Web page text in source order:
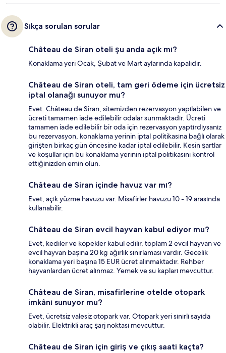
Sıkça sorulan sorular
Château de Siran oteli şu anda açık mı?
Konaklama yeri Ocak, Şubat ve Mart aylarında kapalıdır.
Château de Siran oteli, tam geri ödeme için ücretsiz
iptal olanağı sunuyor mu?
Evet. Château de Siran, sitemizden rezervasyon yapılabilen ve
ücreti tamamen iade edilebilir odalar sunmaktadır. Ücreti
tamamen iade edilebilir bir oda için rezervasyon yaptırdıysanız
bu rezervasyon, konaklama yerinin iptal politikasına bağlı olarak
girişten birkaç gün öncesine kadar iptal edilebilir. Kesin şartlar
ve koşullar için bu konaklama yerinin iptal politikasını kontrol
ettiğinizden emin olun.
Château de Siran içinde havuz var mı?
Evet, açık yüzme havuzu var. Misafirler havuzu 10 - 19 arasında
kullanabilir.
Château de Siran evcil hayvan kabul ediyor mu?
Evet, kediler ve köpekler kabul edilir, toplam 2 evcil hayvan ve
evcil hayvan başına 20 kg ağırlık sınırlaması vardır. Gecelik
konaklama yeri başına 15 EUR ücret alınmaktadır. Rehber
hayvanlardan ücret alınmaz. Yemek ve su kapları mevcuttur.
Château de Siran, misafirlerine otelde otopark
imkânı sunuyor mu?
Evet, ücretsiz valesiz otopark var. Otopark yeri sınırlı sayıda
olabilir. Elektrikli araç şarj noktası mevcuttur.
Château de Siran için giriş ve çıkış saati kaçta?